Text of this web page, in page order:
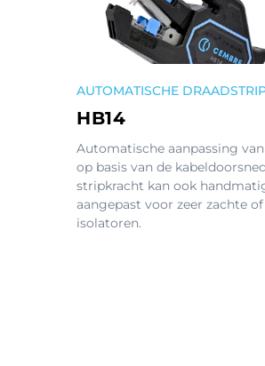
AUTOMATISCHE
HB14
Automatische aanpassing
op basis van de
stripkracht kan ook
aangepast voor zeer zachte
isolatoren.